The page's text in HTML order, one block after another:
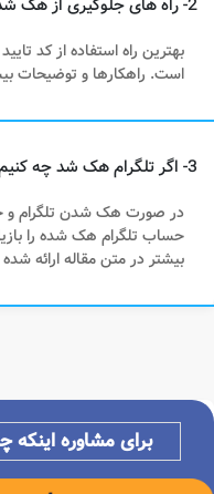
بهترین راه استفاده از کد
است. راهکارها و توضیحات
3- اگر تلگرام هک شد چه کنیم؟
در صورت هک شدن تلگرام و
حساب تلگرام هک شده را
بیشتر در متن مقاله ارائه
برای مشاوره